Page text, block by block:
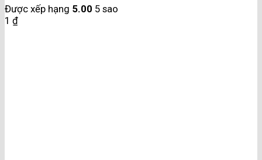
Được xếp hạng 5.00 5 sao
1 ₫